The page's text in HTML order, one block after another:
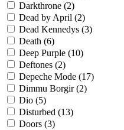
Darkthrone (2)
Dead by April (2)
Dead Kennedys (3)
Death (6)
Deep Purple (10)
Deftones (2)
Depeche Mode (17)
Dimmu Borgir(2)
Dio (5)
Disturbed (13)
Doors (3)